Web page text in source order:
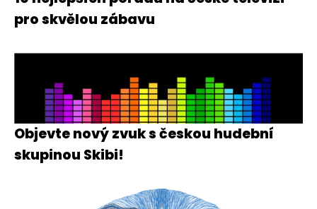
pro skvělou zábavu
Objevte nový zvuk s českou hudební
skupinou Skibi!